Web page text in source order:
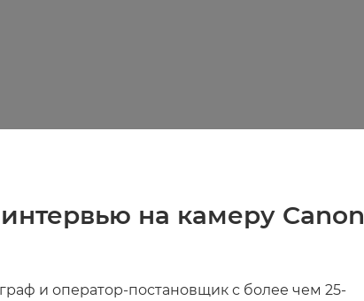
на камеру Canon
и оператор-постановщик с более чем 25-